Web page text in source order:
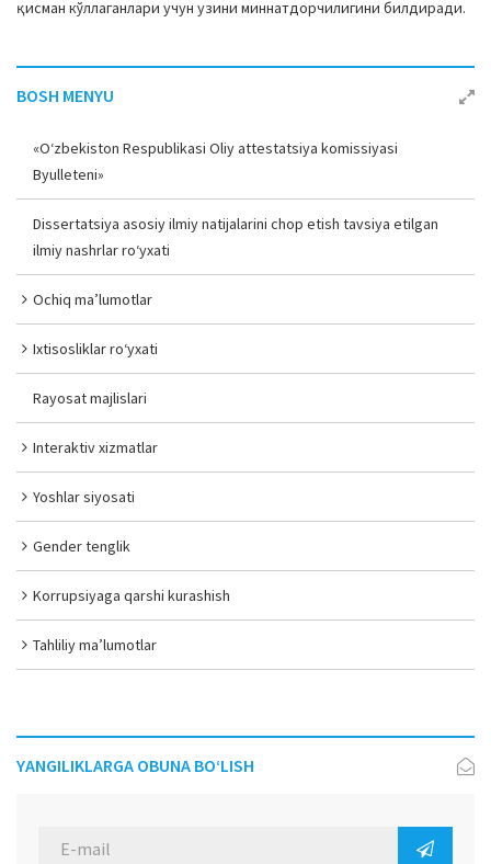
қисман кўллаганлари учун узини миннатдорчилигини билдиради.
BOSH MENYU
«O‘zbekiston Respublikasi Oliy attestatsiya komissiyasi
Byulleteni»
Dissertatsiya asosiy ilmiy natijalarini chop etish tavsiya etilgan
ilmiy nashrlar ro‘yxati
Ochiq ma’lumotlar
Ixtisosliklar ro‘yxati
Rayosat majlislari
Interaktiv xizmatlar
Yoshlar siyosati
Gender tenglik
Korrupsiyaga qarshi kurashish
Tahliliy ma’lumotlar
YANGILIKLARGA OBUNA BO‘LISH